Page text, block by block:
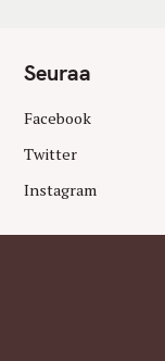
Seuraa
Facebook
Twitter
Instagram